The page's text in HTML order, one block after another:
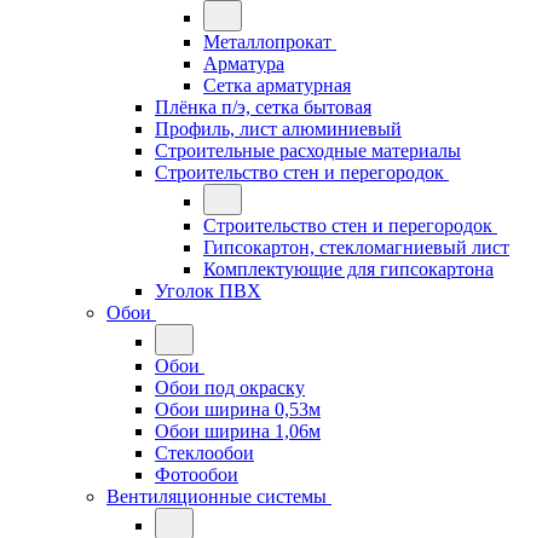
Металлопрокат
Арматура
Сетка арматурная
Плёнка п/э, сетка бытовая
Профиль, лист алюминиевый
Строительные расходные материалы
Строительство стен и перегородок
Строительство стен и перегородок
Гипсокартон, стекломагниевый лист
Комплектующие для гипсокартона
Уголок ПВХ
Обои
Обои
Обои под окраску
Обои ширина 0,53м
Обои ширина 1,06м
Стеклообои
Фотообои
Вентиляционные системы